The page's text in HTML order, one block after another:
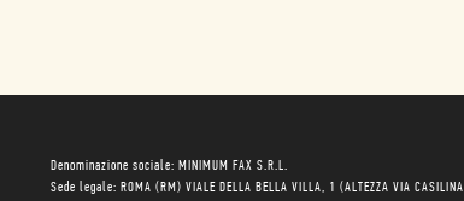
Denominazione sociale: MINIMUM FAX S.R.L.
Sede legale: ROMA (RM) VIALE DELLA BELLA VILLA, 1 (ALTEZZA VIA CASILINA